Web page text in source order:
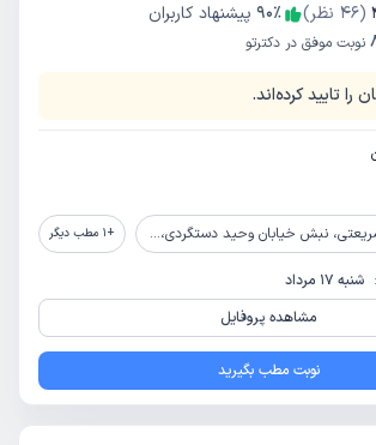
(
46 نظر) 90٪
پیشنهاد کاربران
نوبت موفق در دکترتو
را تایید کرده‌اند.
وحید دستگردی، رو به روی پارکینگ طبقاتی، ساختمان پزشکان ظفر، طبقه زیر همکف +
1 مطب دیگر
شنبه 17 مرداد
مشاهده پروفایل
نوبت مطب بگیرید